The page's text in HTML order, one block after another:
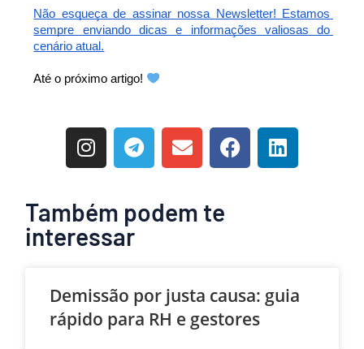
Não esqueça de assinar nossa Newsletter! Estamos
sempre enviando dicas e informações valiosas do
cenário atual.
Até o próximo artigo!
Também podem te
interessar
Demissão por justa causa: guia
rápido para RH e gestores